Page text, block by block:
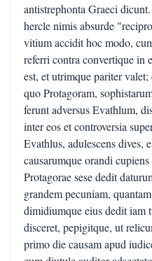
antistrephonta Graeci
hercle nimis absurde
vitium accidit hoc modo,
referri contra convertique in
est, et utrimque pariter
quo Protagoram,
ferunt adversus Evathlum,
inter eos et controversia
Evathlus, adulescens dives,
causarumque orandi
Protagorae sese dedit
grandem pecuniam,
dimidiumque eius dedit iam
disceret, pepigitque, ut
primo die causam apud